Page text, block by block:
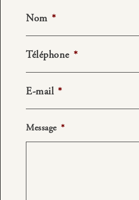
Nom *
Téléphone *
E-mail *
Message *